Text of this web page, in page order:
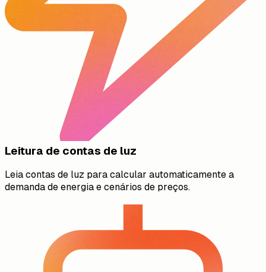
Leitura de contas de luz
Leia contas de luz para calcular automaticamente a
demanda de energia e cenários de preços.